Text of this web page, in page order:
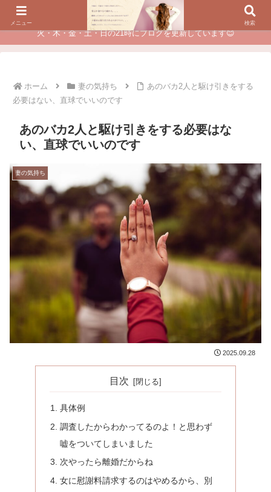
夫に不倫されたつらい経験が、あなたのチャンスに変わるカウンセリング
火・木・金・土・日の21時にブログを更新しています😊
ホーム 妻の気持ち
あのバカ2人と駆け引きをする
必要はない、直球でいいのです
あのバカ2人と駆け引きをする必要はな
い、直球でいいのです
妻の気持ち
2025.09.28
目次
具体例
調査したからわかってるのよ！と思わず
嘘をついてしまいました
次やったら離婚だからね
女に慰謝料請求するのはやめるから、別
メニュー 検索